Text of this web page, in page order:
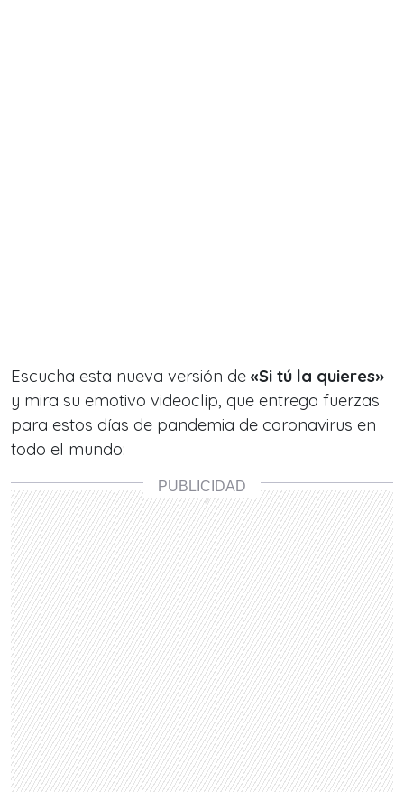
Escucha esta nueva versión de «Si tú la quieres»
y mira su emotivo videoclip, que entrega fuerzas
para estos días de pandemia de coronavirus en
todo el mundo: